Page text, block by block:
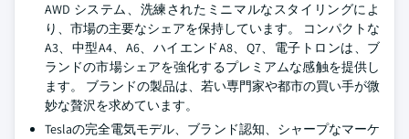
AWD システム、洗練されたミニマルなスタイリングによ
り、市場の主要なシェアを保持しています。 コンパクトな
A3、中型A4、A6、ハイエンドA8、Q7、電子トロンは、ブ
ランドの市場シェアを強化するプレミアムな感触を提供し
ます。 ブランドの製品は、若い専門家や都市の買い手が微
妙な贅沢を求めています。
Teslaの完全電気モデル、ブランド認知、シャープなマーケ